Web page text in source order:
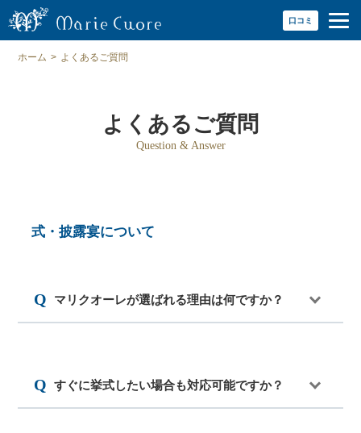
口コミ
ホーム > よくあるご質問
よくあるご質問
Question & Answer
式・披露宴について
マリクオーレが選ばれる理由は何ですか？
すぐに挙式したい場合も対応可能ですか？